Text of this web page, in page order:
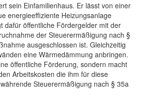
sein Einfamilienhaus. Er lässt von einer
energieeffiziente Heizungsanlage
dafür öffentliche Fördergelder mit der
der Steuerermäßigung nach §
ausgeschlossen ist. Gleichzeitig
eine Wärmedämmung anbringen.
öffentliche Förderung, sondern macht
Arbeitskosten die ihm für diese
Steuerermäßigung nach § 35a